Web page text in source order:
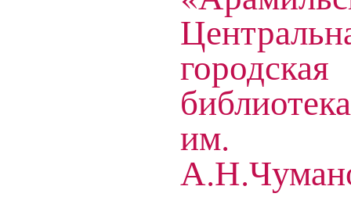
городская
библиотека
им.